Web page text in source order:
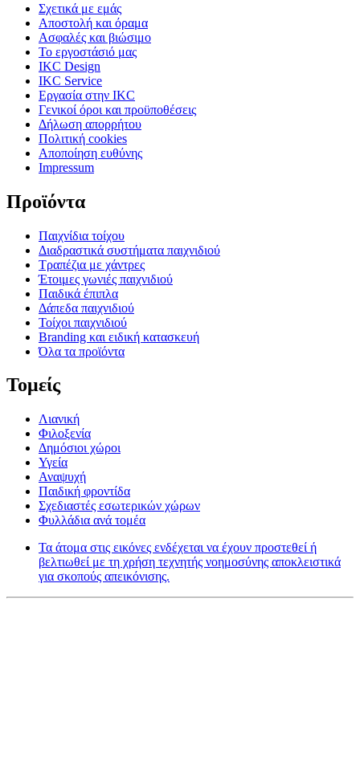
Σχετικά με εμάς
Αποστολή και όραμα
Ασφαλές και βιώσιμο
Το εργοστάσιό μας
IKC Design
IKC Service
Εργασία στην IKC
Γενικοί όροι και προϋποθέσεις
Δήλωση απορρήτου
Πολιτική cookies
Αποποίηση ευθύνης
Impressum
Προϊόντα
Παιχνίδια τοίχου
Διαδραστικά συστήματα παιχνιδιού
Τραπέζια με χάντρες
Έτοιμες γωνιές παιχνιδιού
Παιδικά έπιπλα
Δάπεδα παιχνιδιού
Τοίχοι παιχνιδιού
Branding και ειδική κατασκευή
Όλα τα προϊόντα
Τομείς
Λιανική
Φιλοξενία
Δημόσιοι χώροι
Υγεία
Αναψυχή
Παιδική φροντίδα
Σχεδιαστές εσωτερικών χώρων
Φυλλάδια ανά τομέα
Τα άτομα στις εικόνες ενδέχεται να έχουν προστεθεί ή
βελτιωθεί με τη χρήση τεχνητής νοημοσύνης αποκλειστικά
για σκοπούς απεικόνισης.